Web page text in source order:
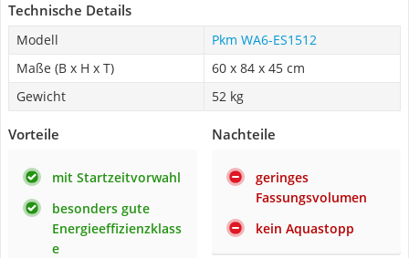
Technische Details
Modell
Pkm WA6-ES1512
Maße (B x H x T)
60 x 84 x 45 cm
Gewicht
52 kg
Vorteile
mit Startzeitvorwahl
besonders gute
Energieeffizienzklass
e
Nachteile
geringes
Fassungsvolumen
kein Aquastopp